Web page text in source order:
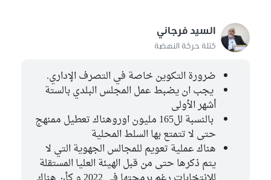
السيد فرجاني
كتلة حركة النهضة
ضرورة التكوين خاصة في التصرف الإداري.
يجب ان يضبط عمل المجلس البلدي بالستة
أشهر الأولى
بالنسبة لل165 مليون اوروهناك تعطيل ممنهج
حتى لا تتمتع بها السلط المحلية
هناك عملية تعويم للمجالس الجهوية التي لا
يتم ذكرها حتى من قبل الهيئة العليا المستقلة